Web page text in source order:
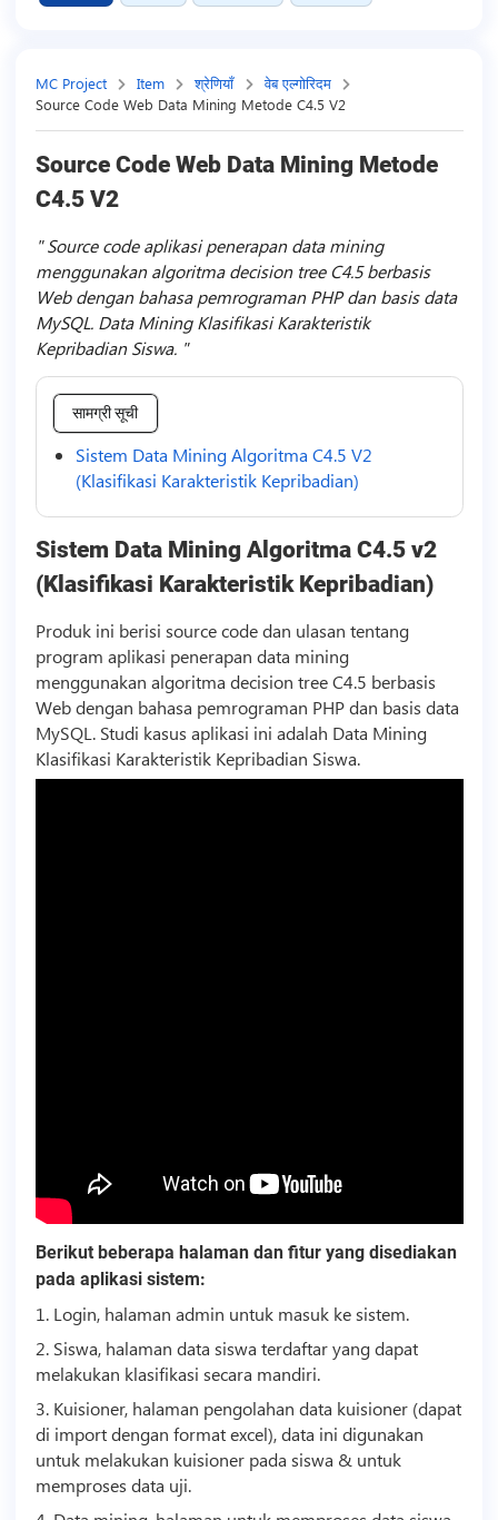
MC Project Item श्रेणियाँ
वेब एल्गोरिदम
Source Code Web Data Mining Metode C4.5 V2
Source Code Web Data Mining Metode
C4.5 V2
Source code aplikasi penerapan data mining
menggunakan algoritma decision tree C4.5 berbasis
Web dengan bahasa pemrograman PHP dan basis data
MySQL. Data Mining Klasifikasi Karakteristik
Kepribadian Siswa.
सामग्री सूची
Sistem Data Mining Algoritma C4.5 V2
(Klasifikasi Karakteristik Kepribadian)
Sistem Data Mining Algoritma C4.5 v2
(Klasifikasi Karakteristik Kepribadian)
Produk ini berisi source codedan ulasan tentang
program aplikasi penerapan data mining
menggunakan algoritma decision tree C4.5 berbasis
Web dengan bahasa pemrograman PHP dan basis data
MySQL. Studi kasus aplikasi ini adalah Data Mining
Klasifikasi Karakteristik Kepribadian Siswa.
Berikut beberapa halaman dan fitur yang disediakan
pada aplikasi sistem:
1. Login, halaman admin untuk masuk ke sistem.
2. Siswa, halaman data siswa terdaftar yang dapat
melakukan klasifikasi secara mandiri.
3. Kuisioner, halaman pengolahan data kuisioner (dapat
di import dengan format excel), data ini digunakan
untuk melakukan kuisioner pada siswa & untuk
memproses data uji.